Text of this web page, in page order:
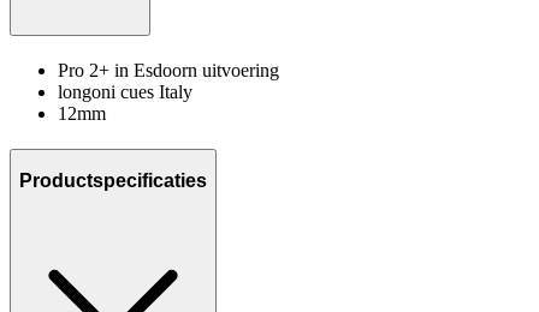
Pro 2+ in Esdoorn uitvoering
longoni cues Italy
12mm
Productspecificaties